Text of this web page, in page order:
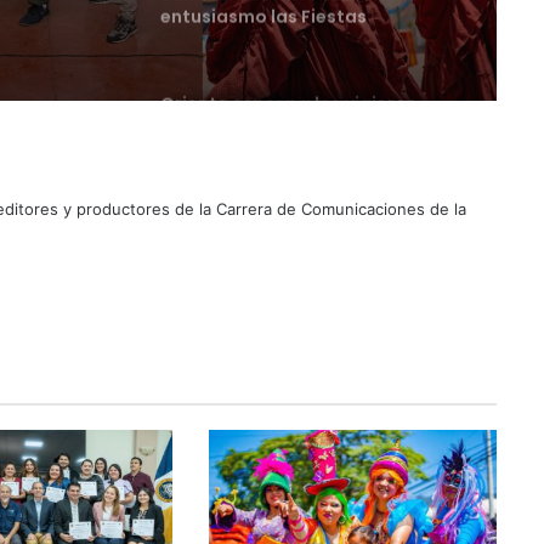
estas vacaciones agostinas
Suben los precios de los
Peregrinación Camino de San
Licenciatura en Turismo de la
UNIVO forma profesionales con
una preparación práctica e
integral
y productores de la Carrera de Comunicaciones de la